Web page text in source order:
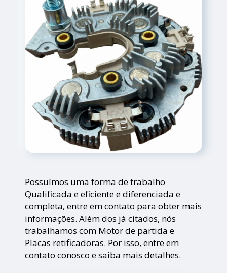
Possuímos uma forma de trabalho
Qualificada e eficiente e diferenciada e
completa, entre em contato para obter mais
informações. Além dos já citados, nós
trabalhamos com Motor de partida e
Placas retificadoras. Por isso, entre em
contato conosco e saiba mais detalhes.